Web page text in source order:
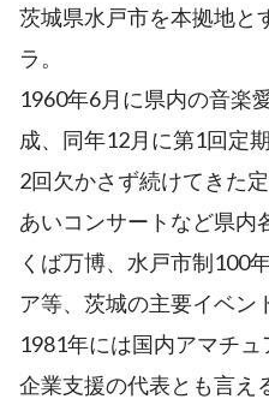
茨城県水戸市を本拠地と
ラ。
1960年6月に県内の音楽
成、同年12月に第1回定
2回欠かさず続けてきた
あいコンサートなど県内
くば万博、水戸市制100
ア等、茨城の主要イベン
1981年には国内アマチ
企業支援の代表とも言え